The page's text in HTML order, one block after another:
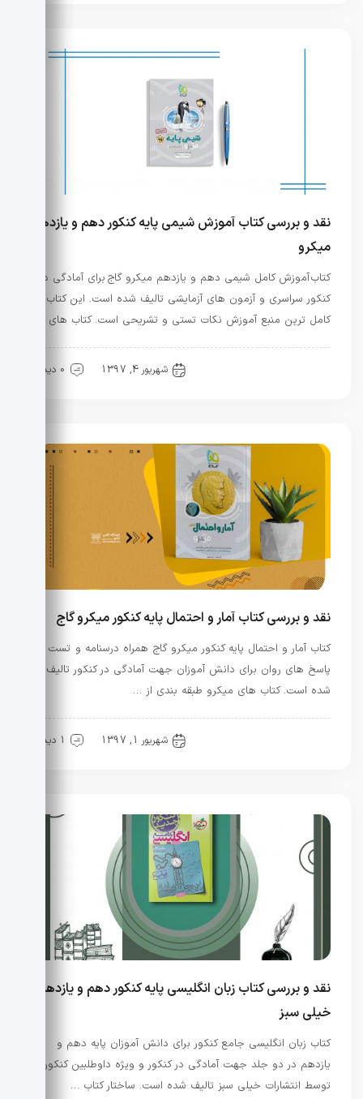
نقد و بررسی کتاب آموزش شیمی پایه کنکور دهم و یازدهم
میکرو
کتاب آموزش کامل شیمی دهم و یازدهم میکرو گاج برای آمادگی در
کنکور سراسری و آزمون های آزمایشی تالیف شده است. این کتاب
کامل ترین منبع آموزش نکات تستی و تشریحی است. کتاب های …
شهریور 4, 1397 0 دیدگاه
نقد و بررسی کتاب آمار و احتمال پایه کنکور میکرو گاج
کتاب آمار و احتمال پایه کنکور میکرو گاج همراه درسنامه و تست و
پاسخ های روان برای دانش آموزان جهت آمادگی در کنکور تالیف
شده است. کتاب های میکرو طبقه بندی از …
شهریور 1, 1397 1 دیدگاه
نقد و بررسی کتاب زبان انگلیسی پایه کنکور دهم و یازدهم
خیلی سبز
کتاب زبان انگلیسی جامع کنکور برای دانش آموزان پایه دهم و
یازدهم در دو جلد جهت آمادگی در کنکور و ویژه داوطلبین کنکور
توسط انتشارات خیلی سبز تالیف شده است. ساختار کتاب …